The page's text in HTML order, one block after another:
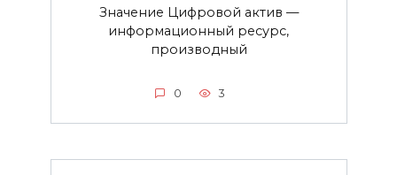
Значение Цифровой актив —
информационный ресурс,
производный
0 3